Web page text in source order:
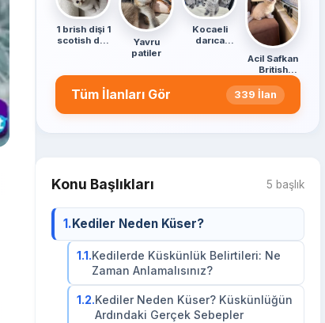
1 brish dişi 1
scotish dişi
Yavru
patiler
Kocaeli
darıca
Acil Safkan
British
Yavrularımız
Tüm İlanları Gör 339 İlan
Konu Başlıkları 5 başlık
1. Kediler Neden Küser?
1.1.Kedilerde Küskünlük Belirtileri: Ne
Zaman Anlamalısınız?
1.2.Kediler Neden Küser? Küskünlüğün
Ardındaki Gerçek Sebepler